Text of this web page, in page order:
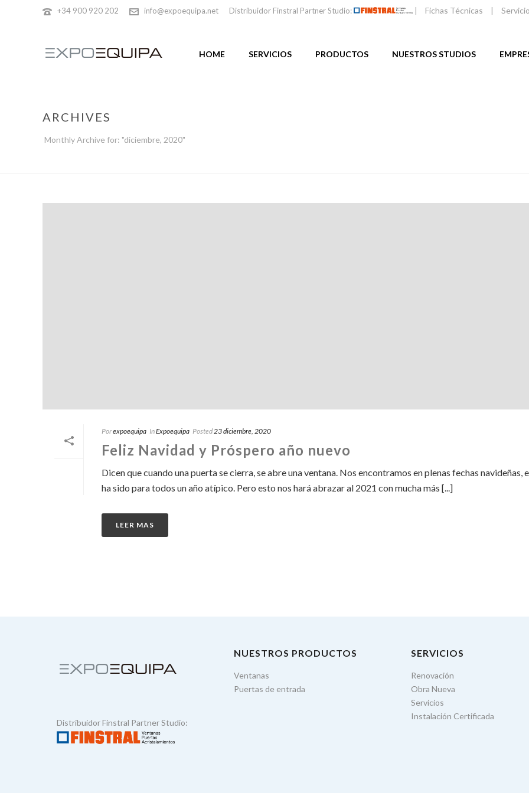
+34 900 920 202 info@expoequipa.net Distribuidor Finstral Partner Studio: Fichas Técnicas
HOME SERVICIOS PRODUCTOS NUESTROS STUDIOS
ARCHIVES
Monthly Archive for: "diciembre, 2020"
Porexpoequipa InExpoequipa Posted23 diciembre, 2020
Feliz Navidad y Próspero año nuevo
Dicen que cuando una puerta se cierra, se abre una ventana. Nos encontramos en plenas fechas navideñas,
ha sido para todos un año atípico. Pero esto nos hará abrazar al 2021 con mucha más [...]
LEER MAS
Distribuidor Finstral Partner Studio:
NUESTROS PRODUCTOS
Ventanas
Puertas de entrada
SERVICIOS
Renovación
Obra Nueva
Servicios
Instalación Certificada